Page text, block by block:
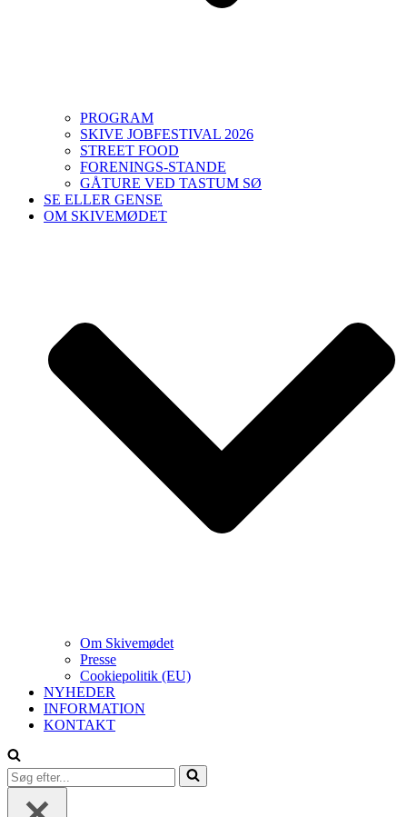
PROGRAM
SKIVE JOBFESTIVAL 2026
STREET FOOD
FORENINGS-STANDE
GÅTURE VED TASTUM SØ
SE ELLER GENSE
OM SKIVEMØDET
Om Skivemødet
Presse
Cookiepolitik (EU)
NYHEDER
INFORMATION
KONTAKT
Søg
efter...